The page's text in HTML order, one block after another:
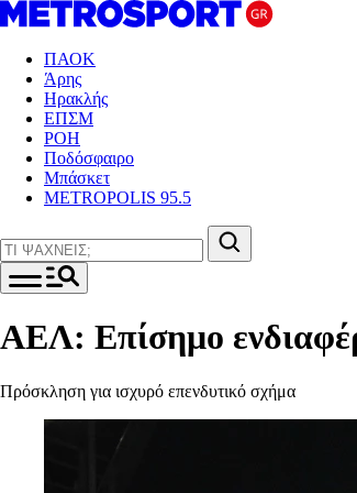
ΠΑΟΚ
Άρης
Ηρακλής
ΕΠΣΜ
ΡΟΗ
Ποδόσφαιρο
Μπάσκετ
METROPOLIS 95.5
ΑΕΛ: Επίσημο
Πρόσκληση για ισχυρό επενδυτικό σχήμα